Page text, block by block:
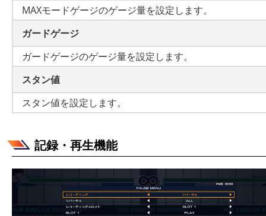
MAXモードゲージのゲージ量を設定します。
ガードゲージ
ガードゲージのゲージ量を設定します。
スタン値
スタン値を設定します。
記録・再生機能